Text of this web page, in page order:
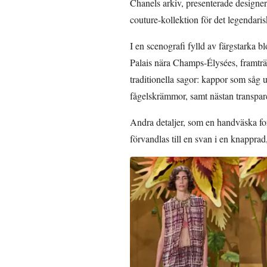
couture-kollektion för det
I en scenografi fylld av färgstarka
Palais nära Champs-Élysées,
traditionella sagor: kappor som såg
fågelskrämmor, samt nästan
Andra detaljer, som en handväska
förvandlas till en svan i en